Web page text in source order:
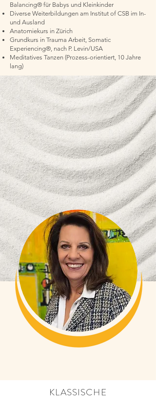
Balancing® für Babys und Kleinkinder
Diverse Weiterbildungen am Institut of CSB im In-
und Ausland
Anatomiekurs in Zürich
Grundkurs in Trauma Arbeit, Somatic
Experiencing®, nach P. Levin/USA
Meditatives Tanzen (Prozess-orientiert, 10 Jahre
lang)
KLASSISCHE